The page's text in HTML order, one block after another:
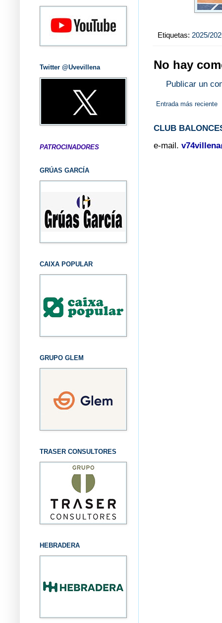
Etiquetas: 2025/
No hay
Publicar un
Entrada más reciente
CLUB
e-mail.
Twitter @Uvevillena
PATROCINADORES
GRÚAS GARCÍA
CAIXA POPULAR
GRUPO GLEM
TRASER CONSULTORES
HEBRADERA